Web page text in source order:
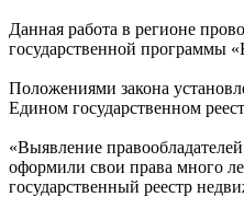
Данная работа в регионе
государственной программы
Положениями закона
Едином государственном
«Выявление
оформили свои права много
государственный реестр